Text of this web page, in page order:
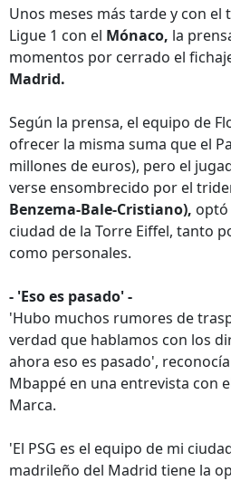
Unos meses más tarde y con el
Ligue 1 con el Mónaco, la
momentos por cerrado el
Madrid.
Según la prensa, el equipo de
ofrecer la misma suma que el
millones de euros), pero el
verse ensombrecido por el
Benzema-Bale-Cristiano),
ciudad de la Torre Eiffel, tanto
como personales.
- 'Eso es pasado' -
'Hubo muchos rumores de
verdad que hablamos con los
ahora eso es pasado',
Mbappé en una entrevista con
Marca.
'El PSG es el equipo de mi
madrileño del Madrid tiene la